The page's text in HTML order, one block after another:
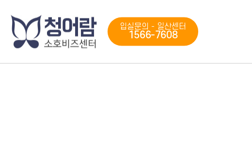
입실문의 - 일산센터
1566-7608